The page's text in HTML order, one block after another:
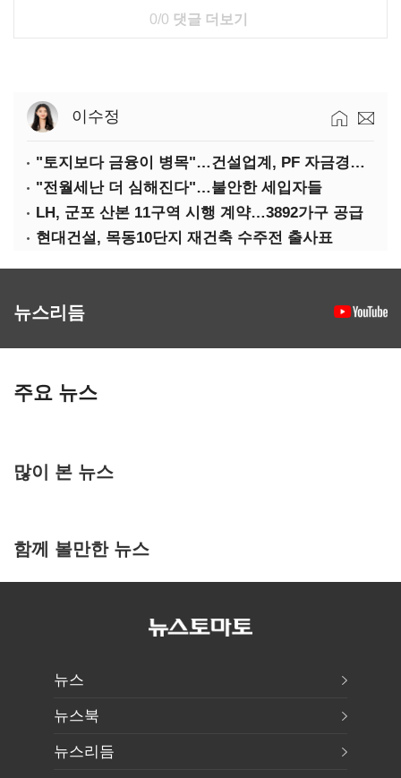
0/0 댓글 더보기
이수정
"토지보다 금융이 병목"…건설업계, PF 자금경색 해소 목소리
"전월세난 더 심해진다"…불안한 세입자들
LH, 군포 산본 11구역 시행 계약…3892가구 공급
현대건설, 목동10단지 재건축 수주전 출사표
뉴스리듬
주요 뉴스
많이 본 뉴스
함께 볼만한 뉴스
뉴스
뉴스북
뉴스리듬